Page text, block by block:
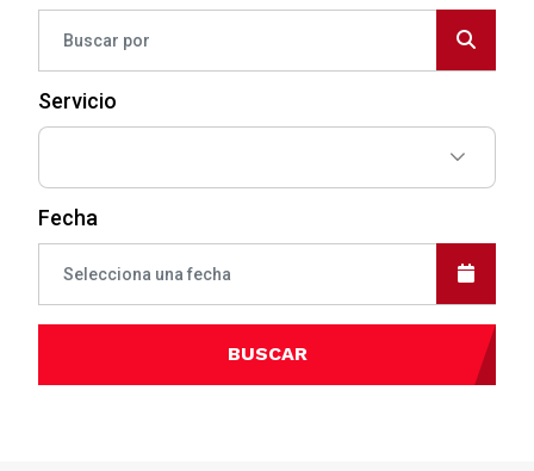
Servicio
Fecha
BUSCAR